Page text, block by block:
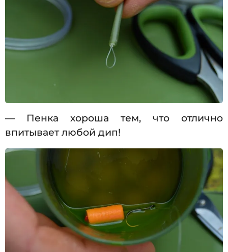
— Пенка хороша тем, что отлично
впитывает любой дип!